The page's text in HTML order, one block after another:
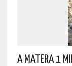
A Matera 1